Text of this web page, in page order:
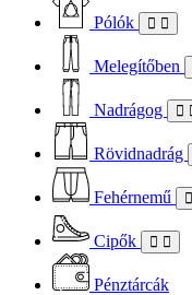
Pólók
Melegítőben
Nadrágog
Rövidnadrág
Fehérnemű
Cipők
Pénztárcák